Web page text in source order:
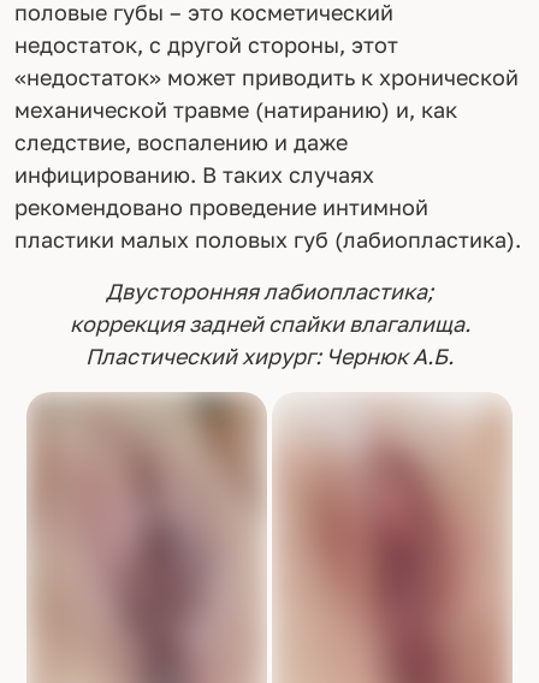
половые губы – это косметический
недостаток, с другой стороны, этот
«недостаток» может приводить к хронической
механической травме (натиранию) и, как
следствие, воспалению и даже
инфицированию. В таких случаях
рекомендовано проведение интимной
пластики малых половых губ (лабиопластика).
Двусторонняя лабиопластика;
коррекция задней спайки влагалища.
Пластический хирург: Чернюк А.Б.